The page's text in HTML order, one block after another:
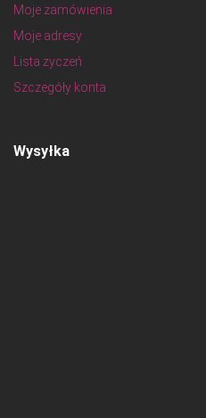
Moje zamówienia
Moje adresy
Lista życzeń
Szczegóły konta
Wysyłka